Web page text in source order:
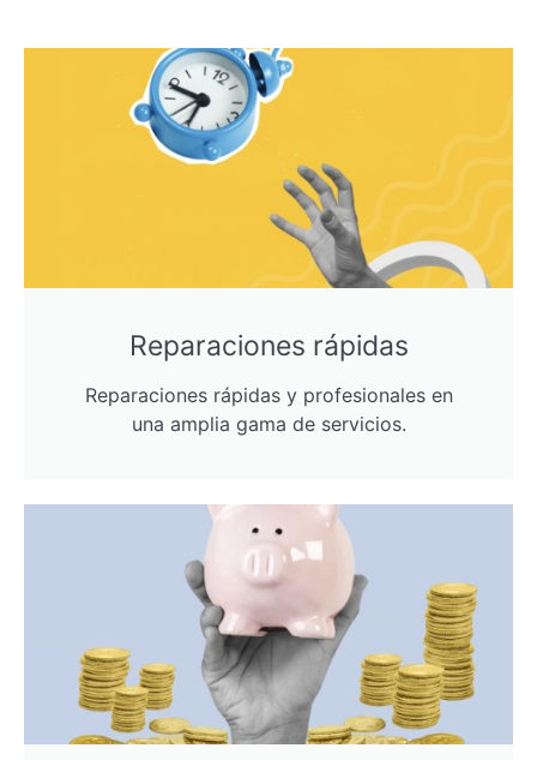
Reparaciones rápidas
Reparaciones rápidas y profesionales en
una amplia gama de servicios.